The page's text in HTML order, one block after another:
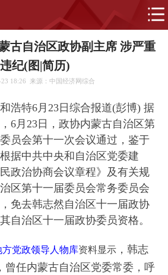
古自治区政协副主席 涉严重
违纪(图|简历)
18:26 来源：中国经济网综合
特6月23日综合报道(彭博) 据
6月23日，政协内蒙古自治区第
员会第十一次会议通过，鉴于
据中共中央和自治区党委建
政治协商会议章程》及有关规
区第十一届委员会常务委员会
免去韩志然自治区十一届政协
自治区十一届政协委员资格。
方党政领导人物库资料显示 ，韩志
曾任内蒙古自治区党委常委，呼